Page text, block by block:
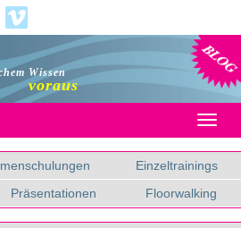
Blog
Wissen
voraus
Einzeltrainings
Präsentationen Floorwalking